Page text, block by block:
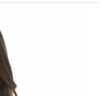
in kaltem wasser mit
reinigungsmittel,
fern von direkten
nicht reiben, mit kraft.
ridotta
20% Elastane